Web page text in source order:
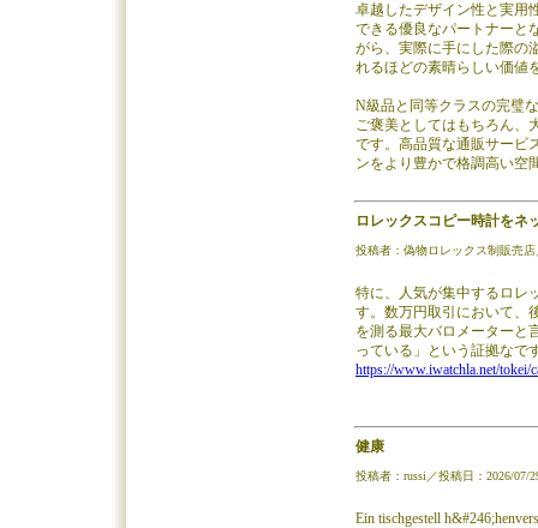
卓越したデザイン性と実用
できる優良なパートナーと
がら、実際に手にした際の
れるほどの素晴らしい価値
N級品と同等クラスの完璧
ご褒美としてはもちろん、
です。高品質な通販サービ
ンをより豊かで格調高い空
ロレックスコピー時計をネ
投稿者：偽物ロレックス制販売
特に、人気が集中するロレ
す。数万円取引において、
を測る最大バロメーターと
っている」という証拠なで
https://www.iwatchla.net/tokei/
健康
投稿者：russi／投稿日：2026/07/
Ein tischgestell